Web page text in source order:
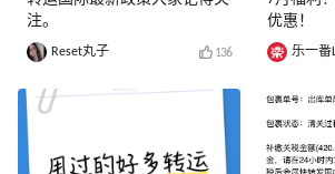
注。
Reset丸子 136
优惠！
乐一番